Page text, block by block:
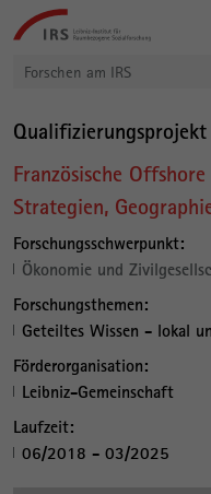
Gehe
direkt
Leibniz-
Institut
Forschen am IRS
Qualifizierungsprojekt
Französische
Strategien,
Forschungsschwerpunkt:
Ökonomie und
Forschungsthemen:
Geteiltes Wissen - lokal
Förderorganisation:
Leibniz-Gemeinschaft
Laufzeit:
06/2018 - 03/2025